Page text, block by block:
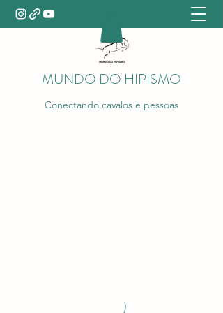
MUNDO DO HIPISMO
Conectando cavalos e pessoas